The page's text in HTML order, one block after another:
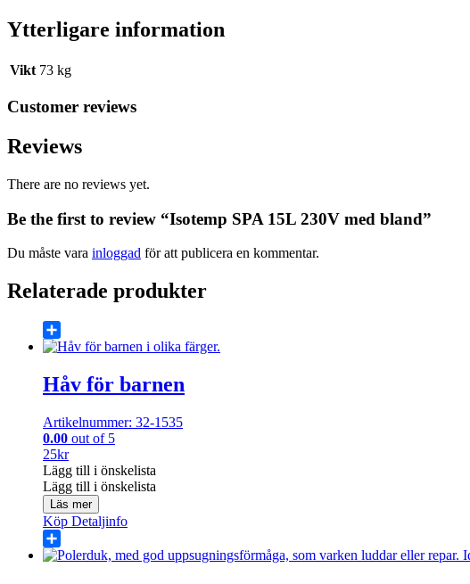
Ytterligare information
Vikt 73 kg
Customer reviews
Reviews
There are no reviews yet.
Be the first to review “Isotemp SPA 15L 230V med bland”
Du måste vara inloggad för att publicera en kommentar.
Relaterade produkter
Share
Håv för barnen
Artikelnummer: 32-1535
0.00 out of 5
25kr
Lägg till i önskelista
Lägg till i önskelista
Läs mer
Köp Detaljinfo
Share